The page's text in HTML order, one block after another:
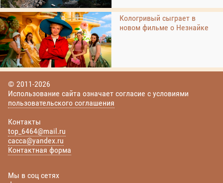
Кологривый сыграет в
новом фильме о Незнайке
© 2011-2026
Использование сайта означает согласие с условиями
пользовательского соглашения
Контакты
top_6464@mail.ru
cacca@yandex.ru
Контактная форма
Мы в соц сетях